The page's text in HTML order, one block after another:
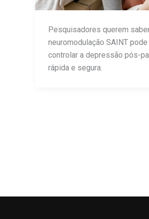
Pesquisadores querem
neuromodulação SAINT
controlar a depressão pós-
rápida e segura.